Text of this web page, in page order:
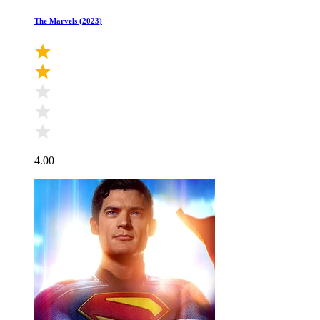
The Marvels (2023)
4.00